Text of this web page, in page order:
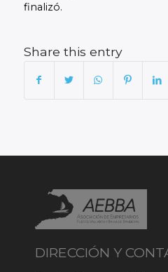
finalizó.
Share this entry
DIRECCIÓN Y